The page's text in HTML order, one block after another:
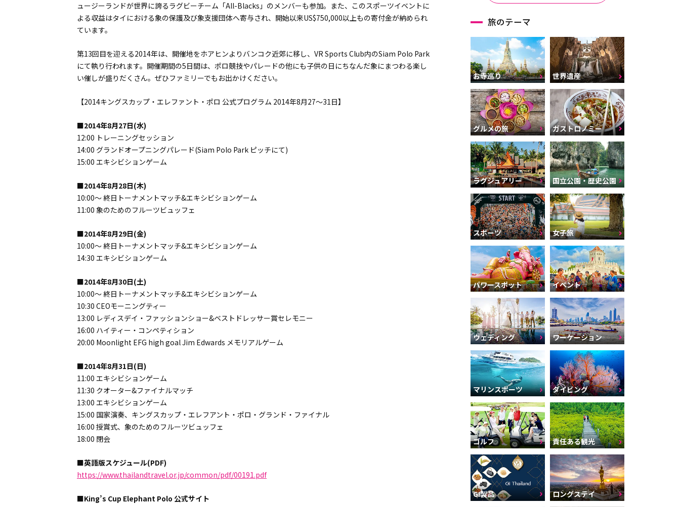
ュージーランドが世界に誇るラグビーチーム「All-Blacks」のメンバーも参加。また、このスポーツイベントに
よる収益はタイにおける象の保護及び象支援団体へ寄与され、開始以来US$750,000以上もの寄付金が納められ
ています。
第13回目を迎える2014年は、開催地をホアヒンよりバンコク近郊に移し、VR Sports Club内のSiam Polo Park
にて執り行われます。開催期間の5日間は、ポロ競技やパレードの他にも子供の日にちなんだ象にまつわる楽し
い催しが盛りだくさん。ぜひファミリーでもお出かけください。
【2014キングスカップ・エレファント・ポロ 公式プログラム 2014年8月27～31日】
■2014年8月27日(水)
12:00 トレーニングセッション
14:00 グランドオープニングパレード(Siam Polo Park ピッチにて)
15:00 エキシビションゲーム
■2014年8月28日(木)
10:00～ 終日トーナメントマッチ&エキシビションゲーム
11:00 象のためのフルーツビュッフェ
■2014年8月29日(金)
10:00～ 終日トーナメントマッチ&エキシビションゲーム
14:30 エキシビションゲーム
■2014年8月30日(土)
10:00～ 終日トーナメントマッチ&エキシビションゲーム
10:30 CEOモーニングティー
13:00 レディスデイ・ファッションショー&ベストドレッサー賞セレモニー
16:00 ハイティー・コンペティション
20:00 Moonlight EFG high goal Jim Edwards メモリアルゲーム
■2014年8月31日(日)
11:00 エキシビションゲーム
11:30 クオーター&ファイナルマッチ
13:00 エキシビションゲーム
15:00 国家演奏、キングスカップ・エレフアント・ポロ・グランド・ファイナル
16:00 授賞式、象のためのフルーツビュッフェ
18:00 閉会
■英語版スケジュール(PDF)
https://www.thailandtravel.or.jp/common/pdf/00191.pdf
■King’s Cup Elephant Polo 公式サイト
旅のテーマ
お寺巡り 世界遺産
グルメの旅 ガストロノミー
ラグジュアリー 国立公園・歴史公園
スポーツ 女子旅
パワースポット イベント
ウェディング ワーケーション
マリンスポーツ ダイビング
ゴルフ 責任ある観光
GI製品 ロングステイ